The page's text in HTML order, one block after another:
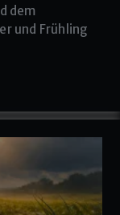
dem
und Frühling